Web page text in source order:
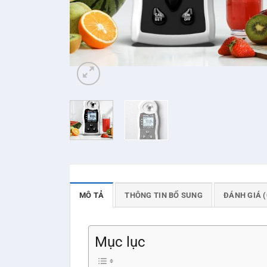
MÔ TẢ THÔNG TIN BỔ SUNG ĐÁNH GIÁ
Mục lục